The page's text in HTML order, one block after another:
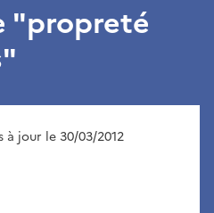
"propreté
à jour le 30/03/2012